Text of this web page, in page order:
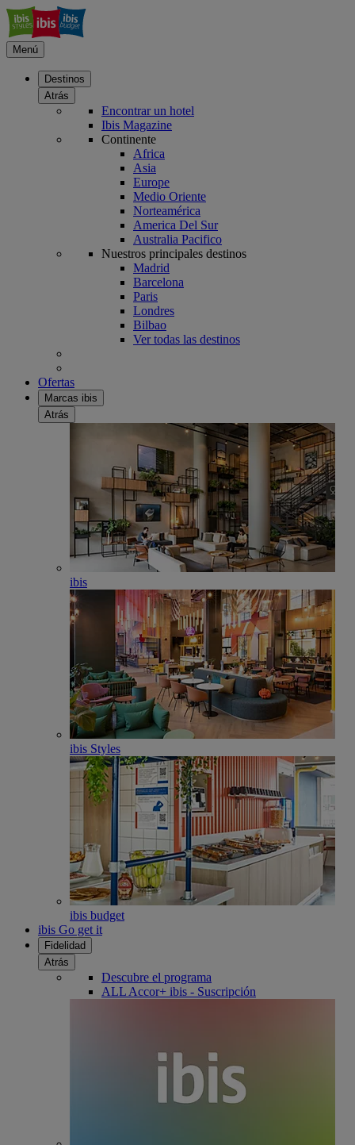
Menú
Destinos
Atrás
Encontrar un hotel
Ibis Magazine
Continente
Africa
Asia
Europe
Medio Oriente
Norteamérica
America Del Sur
Australia Pacifico
Nuestros principales destinos
Madrid
Barcelona
Paris
Londres
Bilbao
Ver todas las destinos
Ofertas
Marcas ibis
Atrás
ibis
ibis Styles
ibis budget
ibis Go get it
Fidelidad
Atrás
Descubre el programa
ALL Accor+ ibis - Suscripción